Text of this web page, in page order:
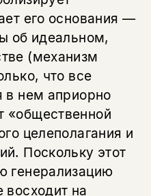
его основания —
об идеальном,
(механизм
что все
в нем априорно
целеполагания и
Поскольку этот
генерализацию
на